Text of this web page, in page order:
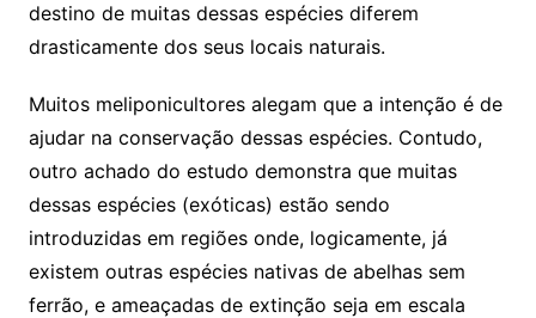
destino de muitas dessas espécies diferem
drasticamente dos seus locais naturais.
Muitos meliponicultores alegam que a intenção é de
ajudar na conservação dessas espécies. Contudo,
outro achado do estudo demonstra que muitas
dessas espécies (exóticas) estão sendo
introduzidas em regiões onde, logicamente, já
existem outras espécies nativas de abelhas sem
ferrão, e ameaçadas de extinção seja em escala